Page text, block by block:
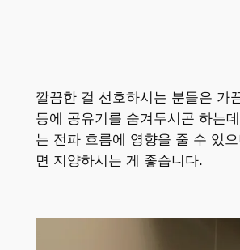
깔끔한 걸 선호하시는 분들은 가
등에 공유기를 숨겨두시곤 하는
는 전파 흐름에 영향을 줄 수 있
면 지양하시는 게 좋습니다.